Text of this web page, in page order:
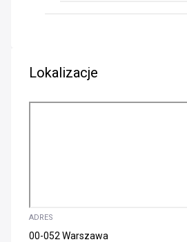
Lokalizacje
ADRES
00-052 Warszawa